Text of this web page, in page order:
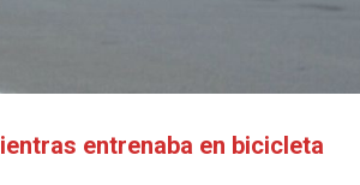
entrenaba en bicicleta